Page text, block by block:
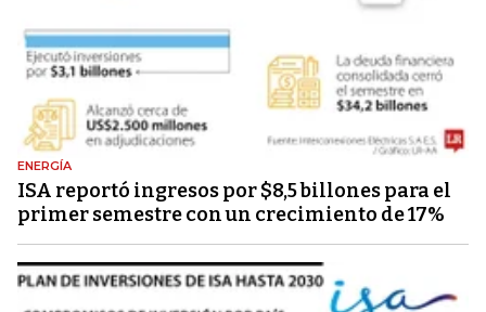
ENERGÍA
ISA reportó ingresos por $8,5 billones para el
primer semestre con un crecimiento de 17%